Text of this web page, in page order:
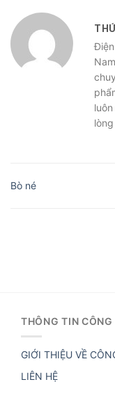
Bò né
THÔNG TIN CÔNG
GIỚI THIỆU VỀ
LIÊN HỆ